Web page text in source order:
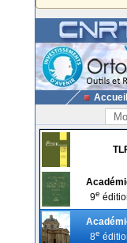
Accueil
9e
8e